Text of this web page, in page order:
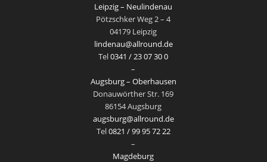
Leipzig – Neulindenau
Pötzschker Weg 2 – 4
04179 Leipzig
lindenau@allround.de
Tel0341 / 23 07 30 0
–
Augsburg – Oberhausen
Donauwörther Str. 169
86154 Augsburg
augsburg@allround.de
Tel0821 / 99 95 72 22
–
Magdeburg